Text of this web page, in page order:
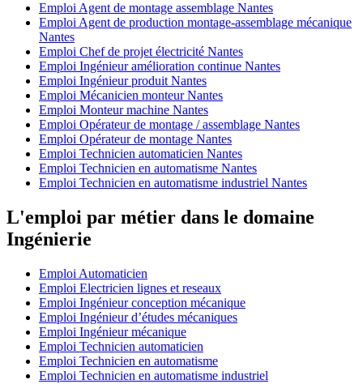
Emploi Agent de montage assemblage Nantes
Emploi Agent de production montage-assemblage mécanique
Nantes
Emploi Chef de projet électricité Nantes
Emploi Ingénieur amélioration continue Nantes
Emploi Ingénieur produit Nantes
Emploi Mécanicien monteur Nantes
Emploi Monteur machine Nantes
Emploi Opérateur de montage / assemblage Nantes
Emploi Opérateur de montage Nantes
Emploi Technicien automaticien Nantes
Emploi Technicien en automatisme Nantes
Emploi Technicien en automatisme industriel Nantes
L'emploi par métier dans le domaine
Ingénierie
Emploi Automaticien
Emploi Electricien lignes et reseaux
Emploi Ingénieur conception mécanique
Emploi Ingénieur d’études mécaniques
Emploi Ingénieur mécanique
Emploi Technicien automaticien
Emploi Technicien en automatisme
Emploi Technicien en automatisme industriel